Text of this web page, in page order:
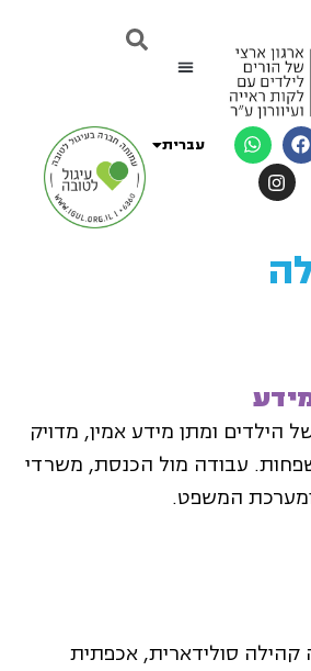
עברית
العربية
הילדים ומתן מידע אמין, מדויק
עבודה מול הכנסת, משרדי
המשפט.
קהילה סולידארית, אכפתית